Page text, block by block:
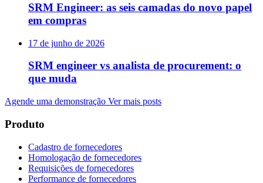
SRM Engineer: as seis camadas do novo papel
em compras
17 de junho de 2026
SRM engineer vs analista de procurement: o
que muda
Agende uma demonstração Ver mais posts
Produto
Cadastro de fornecedores
Homologação de fornecedores
Requisições de fornecedores
Performance de fornecedores